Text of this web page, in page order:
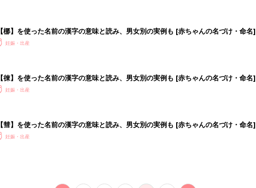
【梛】を使った名前の漢字の意味と読み、男女別の実例も [赤ちゃんの名づけ・命名]
妊娠・出産
【徠】を使った名前の漢字の意味と読み、男女別の実例も [赤ちゃんの名づけ・命名]
妊娠・出産
【彗】を使った名前の漢字の意味と読み、男女別の実例も [赤ちゃんの名づけ・命名]
妊娠・出産